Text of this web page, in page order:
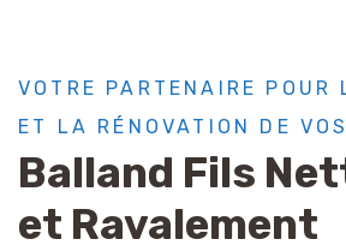
VOTRE PARTENAIRE POUR
ET LA RÉNOVATION DE
Balland Fils
et Ravalement